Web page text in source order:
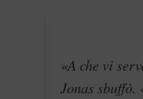
«A che vi
Jonas sbuffò.